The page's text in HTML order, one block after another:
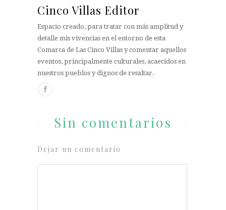
Cinco Villas Editor
Espacio creado, para tratar con más amplitud y
detalle mis vivencias en el entorno de esta
Comarca de Las Cinco Villas y comentar aquellos
eventos, principalmente culturales, acaecidos en
nuestros pueblos y dignos de resaltar.
Sin comentarios
Dejar un comentario